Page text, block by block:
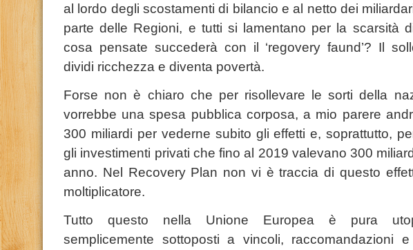
al lordo degli scostamenti di bilancio e al netto dei
parte delle Regioni, e tutti si lamentano per la scarsità
cosa pensate succederà con il ‘regovery faund’? Il
dividi ricchezza e diventa povertà.
Forse non è chiaro che per risollevare le sorti della
vorrebbe una spesa pubblica corposa, a mio parere
300 miliardi per vederne subito gli effetti e, soprattutto,
gli investimenti privati che fino al 2019 valevano 300
anno. Nel Recovery Plan non vi è traccia di questo
moltiplicatore.
Tutto questo nella Unione Europea è pura
semplicemente sottoposti a vincoli, raccomandazioni